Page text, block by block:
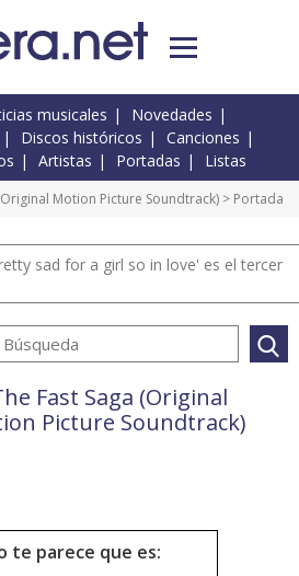
musicales
Novedades
Discos históricos
Canciones
Artistas Portadas Listas
Motion Picture Soundtrack) > Portada
sad for a girl so in love' es el tercer
Fast Saga (Original
Picture Soundtrack)
te parece que es: